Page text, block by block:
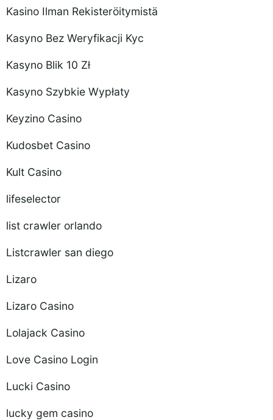
Kasino Ilman Rekisteröitymistä
Kasyno Bez Weryfikacji Kyc
Kasyno Blik 10 Zł
Kasyno Szybkie Wypłaty
Keyzino Casino
Kudosbet Casino
Kult Casino
lifeselector
list crawler orlando
Listcrawler san diego
Lizaro
Lizaro Casino
Lolajack Casino
Love Casino Login
Lucki Casino
lucky gem casino